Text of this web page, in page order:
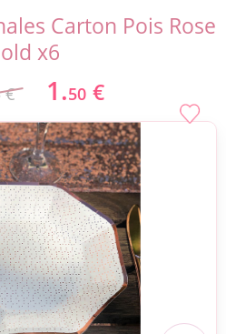
gratuit dès 89 € !
Carton Pois Rose
x6
€ 1.50 €